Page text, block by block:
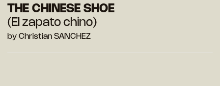
THE CHINESE SHOE
(El zapato chino)
by Christian SANCHEZ